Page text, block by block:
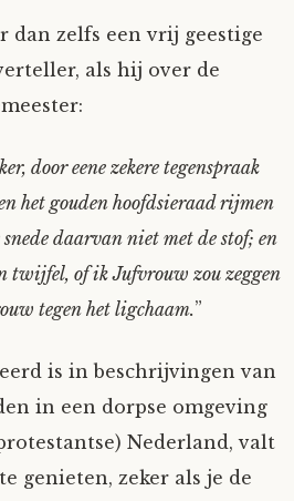
dan zelfs een vrij geestige
als hij over de
door eene zekere tegenspraak
het gouden hoofdsieraad rijmen
daarvan niet met de stof; en
twijfel, of ik Jufvrouw zou zeggen
tegen het ligchaam.”
is in beschrijvingen van
in een dorpse omgeving
Nederland, valt
genieten, zeker als je de